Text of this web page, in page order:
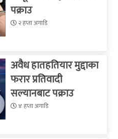
पक्राउ
२ हप्ता अगाडि
अवैध हातहतियार मुद्दाका
फरार प्रतिवादी
सल्यानबाट पक्राउ
४ हप्ता अगाडि